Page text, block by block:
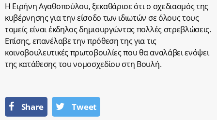
Η Ειρήνη Αγαθοπούλου, ξεκαθάρισε ότι ο σχεδιασμός της
κυβέρνησης για την είσοδο των ιδιωτών σε όλους τους
τομείς είναι έκδηλος δημιουργώντας πολλές στρεβλώσεις.
Επίσης, επανέλαβε την πρόθεση της για τις
κοινοβουλευτικές πρωτοβουλίες που θα αναλάβει ενόψει
της κατάθεσης του νομοσχεδίου στη Βουλή.
Share Tweet